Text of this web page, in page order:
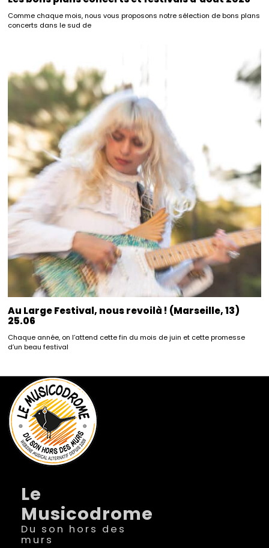
Comme chaque mois, nous vous proposons notre sélection de bons plans
concerts dans le sud de
Au Large Festival, nous revoilà ! (Marseille, 13)
25.06
Chaque année, on l’attend cette fin du mois de juin et cette promesse
d’un beau festival
Le
Musicodrome
Du son hors des
murs